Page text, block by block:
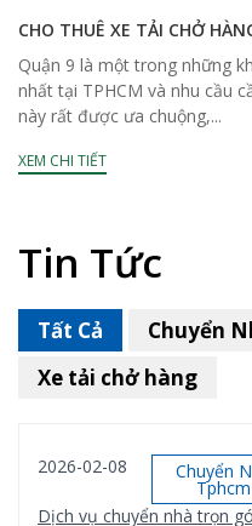
CHO THUÊ XE TẢI CHỞ
Quận 9 là một trong những
nhất tại TPHCM và nhu cầu
này rất được ưa chuộng,...
XEM CHI TIẾT
Tin Tức
Tất Cả
2026-02-08 Chuyển
Tphcm
Dịch vụ chuyển nhà trọn
Chuyển
Xe tải chở hàng